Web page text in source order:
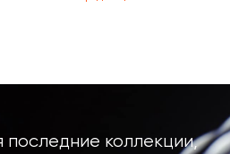
последние коллекции,